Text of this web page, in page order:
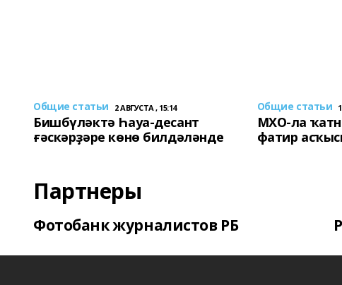
Общие статьи 2 АВГУСТА , 15:14
Бишбүләктә Һауа-десант
ғәскәрҙәре көнө билдәләнде
Общие статьи
МХО-ла
фатир
Партнеры
Фотобанк журналистов РБ